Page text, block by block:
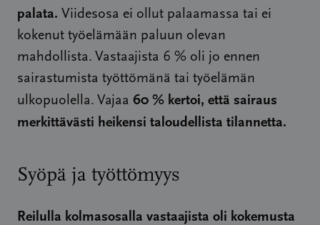
palata. Viidesosa ei ollut palaamassa tai ei
kokenut työelämään paluun olevan
mahdollista. Vastaajista 6 % oli jo ennen
sairastumista työttömänä tai työelämän
ulkopuolella. Vajaa 60 % kertoi, että sairaus
merkittävästi heikensi taloudellista tilannetta.
Syöpä ja työttömyys
Reilulla kolmasosalla vastaajista oli kokemusta